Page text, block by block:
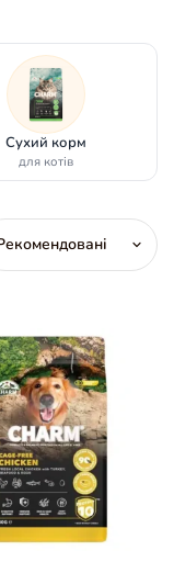
Сухий корм
для котів